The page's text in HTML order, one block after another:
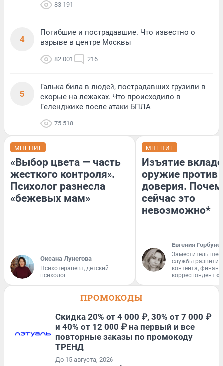
83 191
4
Погибшие и пострадавшие. Что известно о
взрыве в центре Москвы
82 001 216
5
Галька била в людей, пострадавших грузили в
скорые на лежаках. Что происходило в
Геленджике после атаки БПЛА
75 518
МНЕНИЕ
«Выбор цвета — часть
жесткого контроля».
Психолог разнесла
«бежевых мам»
Оксана Лунегова
Психотерапевт, детский
психолог
МНЕНИЕ
Изъятие
оружие против
доверия.
сейчас это
невозможно*
Евгения
Заместитель
службы
контента,
корреспондент
ПРОМОКОДЫ
Скидка 20% от 4 000 ₽, 30% от 7 000 ₽
и 40% от 12 000 ₽ на первый и все
повторные заказы по промокоду
ТРЕНД
До 15 августа, 2026